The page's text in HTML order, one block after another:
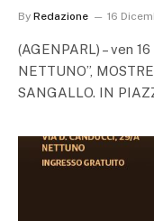
By Redazione 16
(AGENPARL) – ven
NETTUNO”,
SANGALLO. IN